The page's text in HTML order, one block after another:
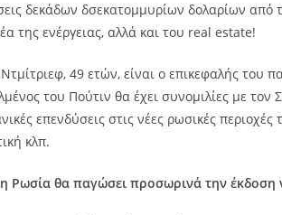
δεκάδων δσεκατομμυρίων δολαρίων από
της ενέργειας, αλλά και του real estate!
49 ετών, είναι ο επικεφαλής
του Πούτιν θα έχει συνομιλίες με τον
επενδύσεις στις νέες ρωσικές
κλπ.
Ρωσία θα παγώσει προσωρινά την έκδοση